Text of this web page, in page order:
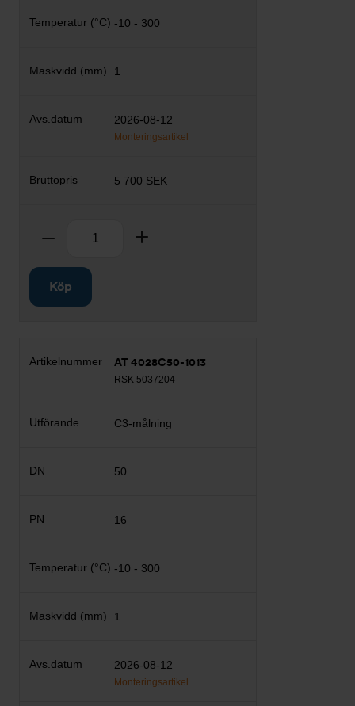
-10 - 300
1
2026-08-12
Monteringsartikel
5 700 SEK
Ta bort
Köp
AT 4028C50-1013
RSK 5037204
C3-målning
50
16
-10 - 300
1
2026-08-12
Monteringsartikel